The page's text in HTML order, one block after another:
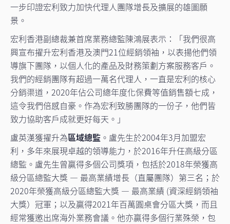
一步印證宏利致力加快代理人團隊增長及擴展的雄圖願
景。
宏利香港副總裁兼首席業務總監陳鴻展表示：「我們很高
興宣布擢升宏利香港及澳門21位經銷領袖，以表揚他們領
導旗下團隊，以個人化的產品及財務策劃方案服務客戶。
我們的經銷團隊有超過一萬名代理人，一直是宏利的核心
分銷渠道，2020年佔公司總年度化保費等值銷售額七成，
這令我們倍感自豪。作為宏利致勝團隊的一份子，他們皆
致力協助客戶成就更好每天。」
盧英漢獲擢升為區域總監 。盧先生於2004年3月加盟宏
利，多年來展現卓越的領導能力，於2016年升任高級分區
總監。盧先生曾贏得多個公司獎項，包括於2018年榮獲高
級分區總監大獎 — 最高業績增長（直屬團隊）第三名；於
2020年榮獲高級分區總監大獎 — 最高業績 (資深經銷領袖
大獎）冠軍；以及贏得2021年百萬圓桌會分區大獎，而且
經常獲邀出席海外業務會議。他亦贏得多個行業殊榮，包